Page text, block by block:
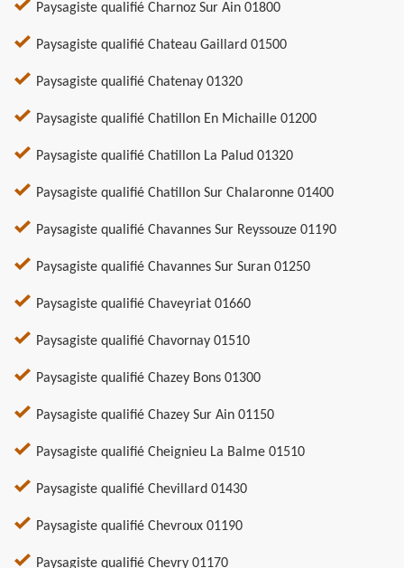
Paysagiste qualifié Charnoz Sur Ain 01800
Paysagiste qualifié Chateau Gaillard 01500
Paysagiste qualifié Chatenay 01320
Paysagiste qualifié Chatillon En Michaille 01200
Paysagiste qualifié Chatillon La Palud 01320
Paysagiste qualifié Chatillon Sur Chalaronne 01400
Paysagiste qualifié Chavannes Sur Reyssouze 01190
Paysagiste qualifié Chavannes Sur Suran 01250
Paysagiste qualifié Chaveyriat 01660
Paysagiste qualifié Chavornay 01510
Paysagiste qualifié Chazey Bons 01300
Paysagiste qualifié Chazey Sur Ain 01150
Paysagiste qualifié Cheignieu La Balme 01510
Paysagiste qualifié Chevillard 01430
Paysagiste qualifié Chevroux 01190
Paysagiste qualifié Chevry 01170